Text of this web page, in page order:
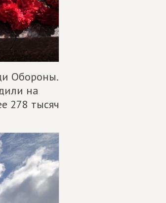
Обороны.
на
278 тысяч